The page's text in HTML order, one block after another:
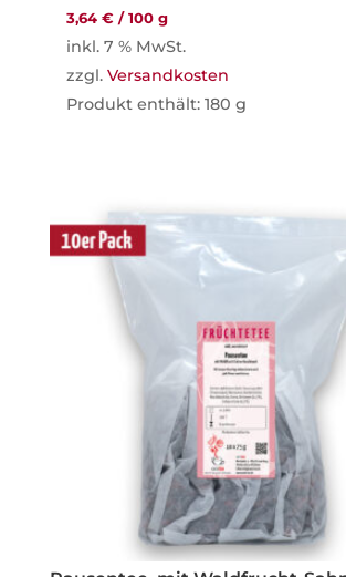
3,64 €/100 g
inkl. 7 % MwSt.
zzgl. Versandkosten
Produkt enthält: 180 g